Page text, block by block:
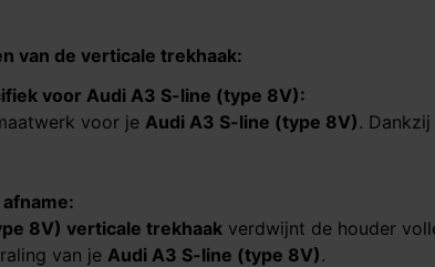
van de verticale trekhaak:
voor Audi A3 S-line (type 8V):
voor je Audi A3 S-line (type 8V).
8V) verticale trekhaak verdwijnt de houder
van je Audi A3 S-line (type 8V).